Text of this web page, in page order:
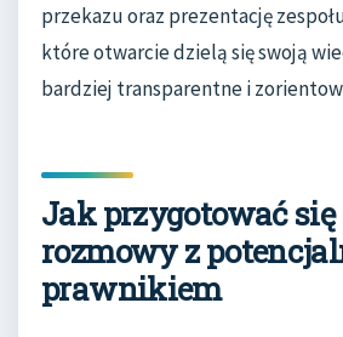
przekazu oraz prezentację
które otwarcie dzielą się swoją
bardziej transparentne i
Jak przygotować się
rozmowy z
prawnikiem